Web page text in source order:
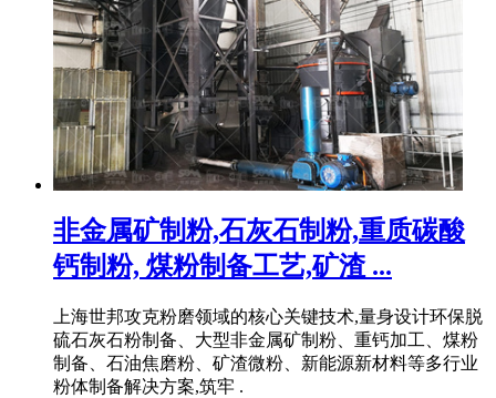
非金属矿制粉,石灰石制粉,重质碳酸
钙制粉, 煤粉制备工艺,矿渣 ...
上海世邦攻克粉磨领域的核心关键技术,量身设计环保脱
硫石灰石粉制备、大型非金属矿制粉、重钙加工、煤粉
制备、石油焦磨粉、矿渣微粉、新能源新材料等多行业
粉体制备解决方案,筑牢 .